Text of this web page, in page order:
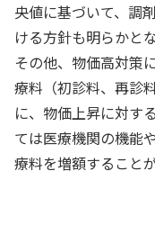
央値に基づいて、調
ける方針も明らかと
その他、物価高対策
療料（初診料、再診
に、物価上昇に対す
ては医療機関の機能
療料を増額すること